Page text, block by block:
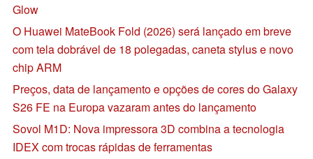
Glow
O Huawei MateBook Fold (2026) será lançado em breve
com tela dobrável de 18 polegadas, caneta stylus e novo
chip ARM
Preços, data de lançamento e opções de cores do Galaxy
S26 FE na Europa vazaram antes do lançamento
Sovol M1D: Nova impressora 3D combina a tecnologia
IDEX com trocas rápidas de ferramentas